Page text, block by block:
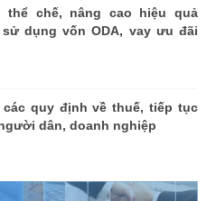
thể chế, nâng cao hiệu quả
dụng vốn ODA, vay ưu đãi
các quy định về thuế, tiếp tục
dân, doanh nghiệp